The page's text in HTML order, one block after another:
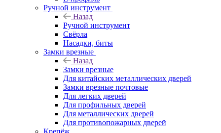
Ручной инструмент
Назад
Ручной инструмент
Свёрла
Насадки, биты
Замки врезные
Назад
Замки врезные
Для китайских металлических дверей
Замки врезные почтовые
Для легких дверей
Для профильных дверей
Для металлических дверей
Для противопожарных дверей
Крепёж